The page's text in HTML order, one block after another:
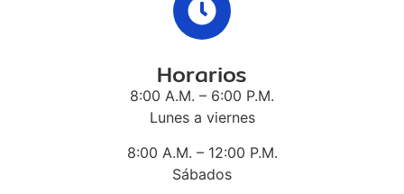
Horarios
8:00 A.M. – 6:00 P.M.
Lunes a viernes
8:00 A.M. – 12:00 P.M.
Sábados